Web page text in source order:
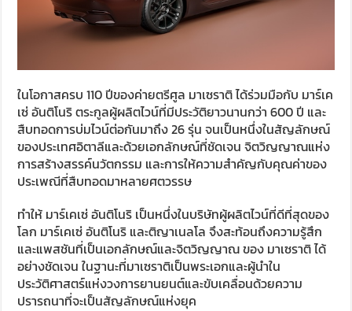
ในโอกาสครบ 110 ปีของค่ายตรีศูล มาเซราติ ได้ร่วมมือกับ มาร์เค
เซ่ อันติโนริ ตระกูลผู้ผลิตไวน์ที่มีประวัติยาวนานกว่า 600 ปี และ
สืบทอดการบ่มไวน์ต่อกันมาถึง 26 รุ่น จนเป็นหนึ่งในสัญลักษณ์
ของประเทศอิตาลีและด้วยเอกลักษณ์ที่ชัดเจน จิตวิญญาณแห่ง
การสร้างสรรค์นวัตกรรม และการให้ความสำคัญกับคุณค่าของ
ประเพณีที่สืบทอดมาหลายศตวรรษ
ทำให้ มาร์เคเซ่ อันติโนริ เป็นหนึ่งในบริษัทผู้ผลิตไวน์ที่ดีที่สุดของ
โลก มาร์เคเซ่ อันติโนริ และติญาเนลโล จึงสะท้อนถึงความรู้สึก
และแพสชันที่เป็นเอกลักษณ์และจิตวิญญาณ ของ มาเซราติ ได้
อย่างชัดเจน ในฐานะที่มาเซราติเป็นพระเอกและผู้นำใน
ประวัติศาสตร์แห่งวงการยานยนต์และขับเคลื่อนด้วยความ
ปรารถนาที่จะเป็นสัญลักษณ์แห่งยุค